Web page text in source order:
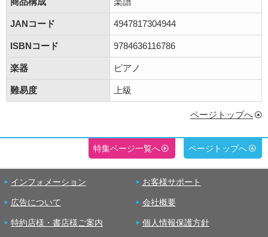
JANコード 4947817304944
ISBNコード 9784636116786
楽器 ピアノ
難易度 上級
ページトップへ
特集ページ一覧へ ページトップへ
インフォメーション お客様サポート
広告について 会社概要
特約店様・書店様ご案内 個人情報保護方針